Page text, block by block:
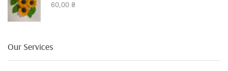
60,00 ₴
Our Services